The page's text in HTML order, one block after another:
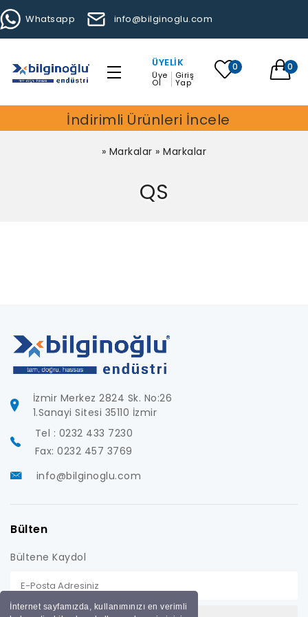
İnternet sayfamızda, kullanımınızı en verimli
Whatsapp info@bilginoglu.com
ÜYELIK
Üye
Ol
Giriş
Yap
0 0
İndirimli Ürünleri İncele
» Markalar »Markalar
QS
İzmir Merkez 2824 Sk. No:26
1.Sanayi Sitesi 35110 İzmir
Tel : 0232 433 7230
Fax: 0232 457 3769
info@bilginoglu.com
Bülten
Bültene Kaydol